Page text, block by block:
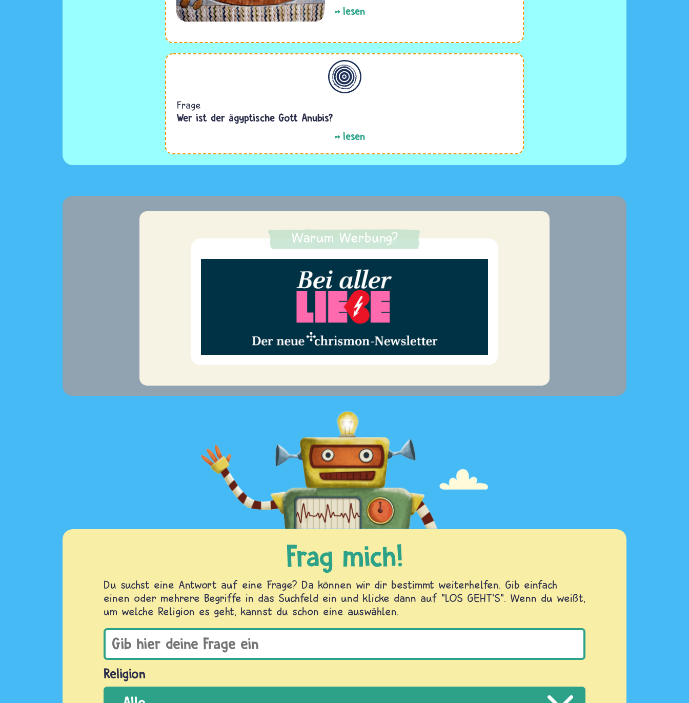
lesen
Frage
Wer ist der ägyptische Gott Anubis?
lesen
Warum Werbung?
Frag mich!
Du suchst eine Antwort auf eine Frage? Da können wir dir bestimmt weiterhelfen. Gib einfach
einen oder mehrere Begriffe in das Suchfeld ein und klicke dann auf "LOS GEHT'S". Wenn du weißt,
um welche Religion es geht, kannst du schon eine auswählen.
Religion